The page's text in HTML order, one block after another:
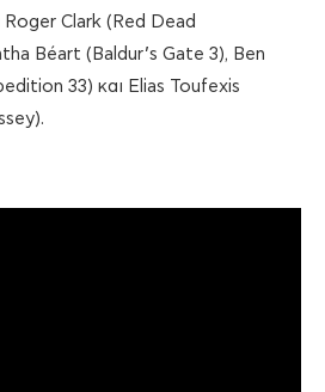
Roger Clark (Red Dead
Béart (Baldur’s Gate 3), Ben
33) και Elias Toufexis